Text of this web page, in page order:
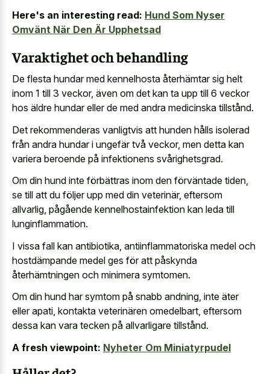
Here's an interesting read: Hund Som Nyser
Omvänt När Den Är Upphetsad
Varaktighet och behandling
De flesta hundar med kennelhosta återhämtar sig helt
inom 1 till 3 veckor, även om det kan ta upp till 6 veckor
hos äldre hundar eller de med andra medicinska tillstånd.
Det rekommenderas vanligtvis att hunden hålls isolerad
från andra hundar i ungefär två veckor, men detta kan
variera beroende på infektionens svårighetsgrad.
Om din hund inte förbättras inom den förväntade tiden,
se till att du följer upp med din veterinär, eftersom
allvarlig, pågående kennelhostainfektion kan leda till
lunginflammation.
I vissa fall kan antibiotika, antiinflammatoriska medel och
hostdämpande medel ges för att påskynda
återhämtningen och minimera symtomen.
Om din hund har symtom på snabb andning, inte äter
eller apati, kontakta veterinären omedelbart, eftersom
dessa kan vara tecken på allvarligare tillstånd.
A fresh viewpoint: Nyheter Om Miniatyrpudel